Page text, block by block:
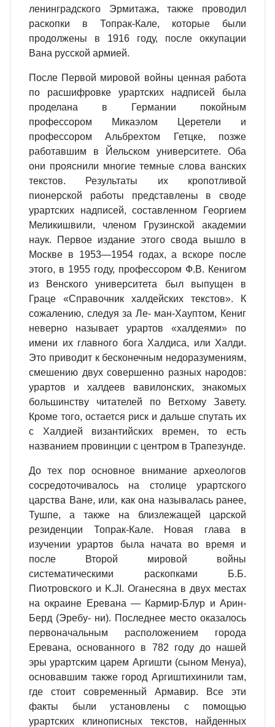
ленинградского Эрмитажа, также проводил
раскопки в Топрак-Кале, которые были
продолжены в 1916 году, после оккупации
Вана русской армией.
После Первой мировой войны ценная работа
по расшифровке урартских надписей была
проделана в Германии покойным
профессором Микаэлом Церетели и
профессором Альбрехтом Гетцке, позже
работавшим в Йельском университете. Оба
они прояснили многие темные слова ванских
текстов. Результаты их кропотливой
пионерской работы представлены в своде
урартских надписей, составленном Георгием
Меликишвили, членом Грузинской академии
наук. Первое издание этого свода вышло в
Москве в 1953—1954 годах, а вскоре после
этого, в 1955 году, профессором Ф.В. Кенигом
из Венского университета был выпущен в
Граце «Справочник халдейских текстов». К
сожалению, следуя за Ле- ман-Хауптом, Кениг
неверно называет урартов «халдеями» по
имени их главного бога Халдиса, или Халди.
Это приводит к бесконечным недоразумениям,
смешению двух совершенно разных народов:
урартов и халдеев вавилонских, знакомых
большинству читателей по Ветхому Завету.
Кроме того, остается риск и дальше спутать их
с Халдией византийских времен, то есть
названием провинции с центром в Трапезунде.
До тех пор основное внимание археологов
сосредоточивалось на столице урартского
царства Ване, или, как она называлась ранее,
Тушпе, а также на близлежащей царской
резиденции Топрак-Кале. Новая глава в
изучении урартов была начата во время и
после Второй мировой войны
систематическими раскопками Б.Б.
Пиотровского и K.JI. Оганесяна в двух местах
на окраине Еревана — Кармир-Блур и Арин-
Берд (Эребу- ни). Последнее место оказалось
первоначальным расположением города
Еревана, основанного в 782 году до нашей
эры урартским царем Аргишти (сыном Менуа),
основавшим также город Аргиштихинили там,
где стоит современный Армавир. Все эти
факты были установлены с помощью
урартских клинописных текстов, найденных